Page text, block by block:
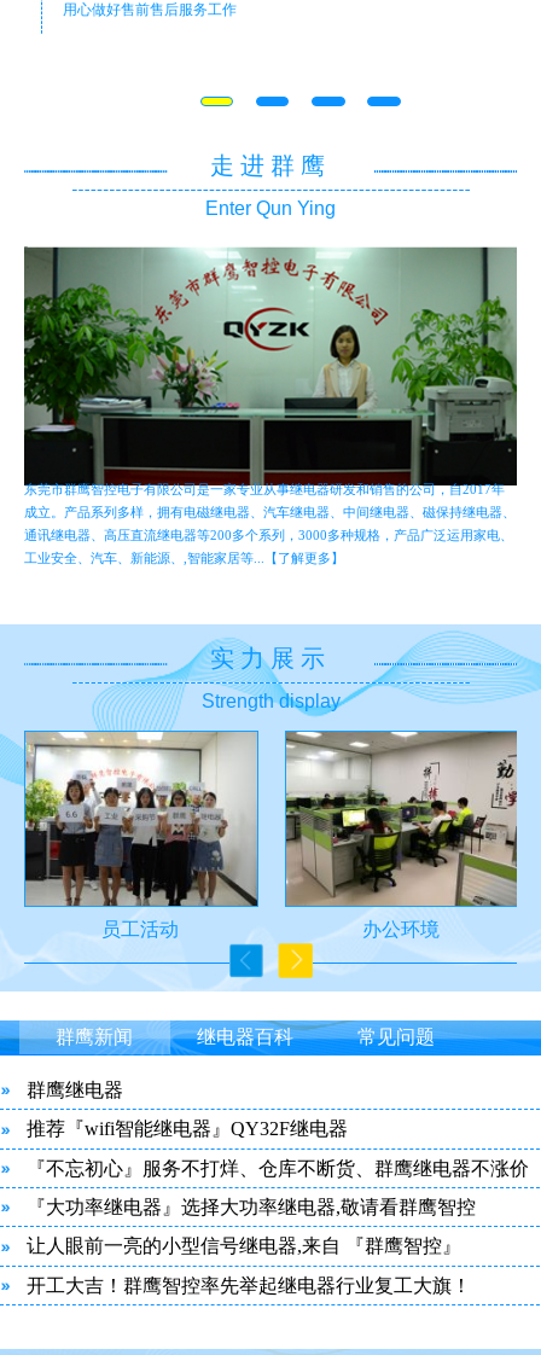
用心做好售前售后服务工作
走进群鹰
Enter Qun Ying
东莞市群鹰智控电子有限公司是一家专业从事继电器研发和销售的公司，自2017年
成立。产品系列多样，拥有电磁继电器、汽车继电器、中间继电器、磁保持继电器、
通讯继电器、高压直流继电器等200多个系列，3000多种规格，产品广泛运用家电、
工业安全、汽车、新能源、,智能家居等...【了解更多】
实力展示
Strength display
员工活动 办公环境
群鹰新闻 继电器百科 常见问题
群鹰继电器
推荐『wifi智能继电器』QY32F继电器
『不忘初心』服务不打烊、仓库不断货、群鹰继电器不涨价
『大功率继电器』选择大功率继电器,敬请看群鹰智控
让人眼前一亮的小型信号继电器,来自 『群鹰智控』
开工大吉！群鹰智控率先举起继电器行业复工大旗！